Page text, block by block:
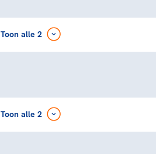
Toon alle 2
Toon alle 2